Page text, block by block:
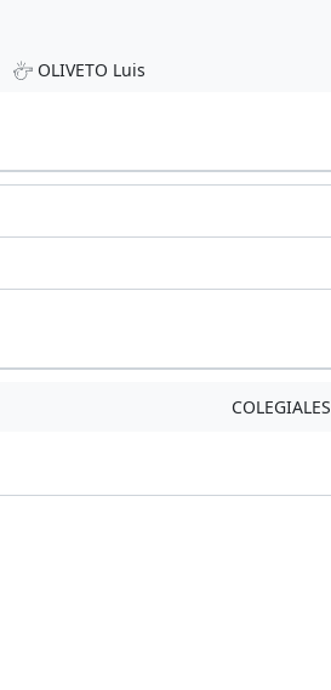
OLIVETO Luis
COLEGIALES